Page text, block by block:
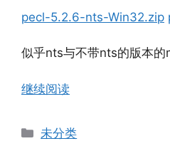
pecl-5.2.6-nts-Win32.zip
似乎nts与不带nts的版本
继续阅读
分
未分类